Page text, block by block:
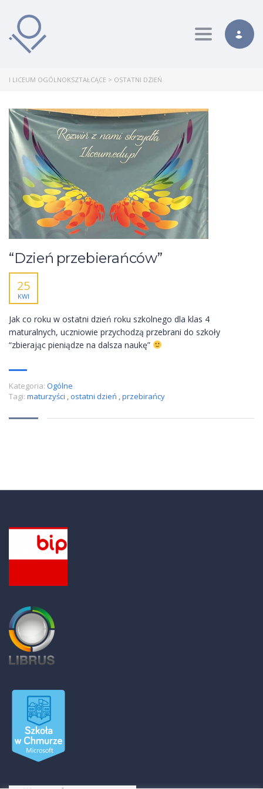
Toggle
I LICEUM OGÓLNOKSZTAŁCĄCE > OSTATNI DZIEŃ
“Dzień przebierańców”
25
KWI
Jak co roku w ostatni dzień roku szkolnego dla klas 4
maturalnych, uczniowie przychodzą przebrani do szkoły
“zbierając pieniądze na dalsza naukę”
Kategoria: Ogólne
Tagi: maturzyści ,ostatni dzień ,przebirańcy